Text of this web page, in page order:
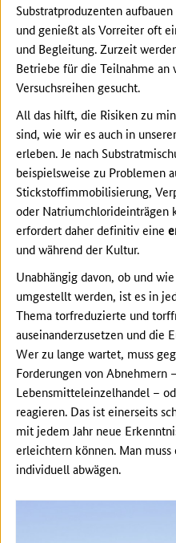
Substratproduzenten
und genießt als Vorreiter oft
und Begleitung. Zurzeit
Betriebe für die Teilnahme an
Versuchsreihen gesucht.
All das hilft, die Risiken zu
sind, wie wir es auch in
erleben. Je nach
beispielsweise zu Problemen
Stickstoffimmobilisierung,
oder Natriumchlorideinträgen
erfordert daher definitiv eine
und während der Kultur.
Unabhängig davon, ob und
umgestellt werden, ist es in
Thema torfreduzierte und
auseinanderzusetzen und die
Wer zu lange wartet, muss
Forderungen von Abnehmern
Lebensmitteleinzelhandel –
reagieren. Das ist einerseits
mit jedem Jahr neue
erleichtern können. Man
individuell abwägen.